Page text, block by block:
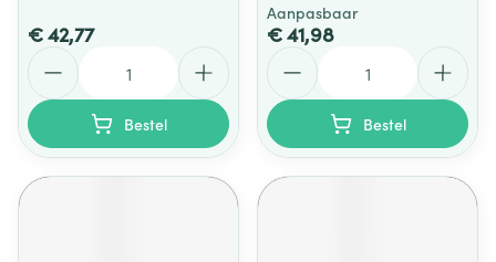
€ 42,77
Bestel
Aanpasbaar
€ 41,98
Bestel